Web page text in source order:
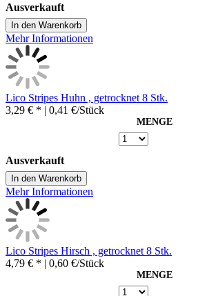
Ausverkauft
In den Warenkorb
Mehr Informationen
Lico Stripes Huhn , getrocknet 8 Stk.
3,29 € * | 0,41 €/Stück
MENGE
Ausverkauft
In den Warenkorb
Mehr Informationen
Lico Stripes Hirsch , getrocknet 8 Stk.
4,79 € * | 0,60 €/Stück
MENGE